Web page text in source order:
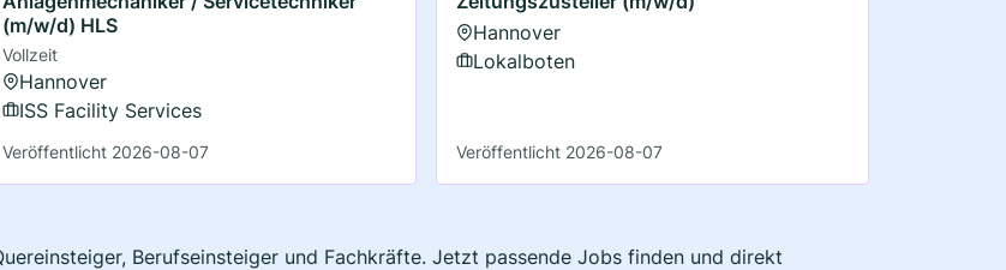
(m/w/d) HLS
Vollzeit
Hannover
ISS Facility Services
Veröffentlicht 2026-08-07
Hannover
Lokalboten
Veröffentlicht 2026-08-07
Berufseinsteiger und Fachkräfte. Jetzt passende Jobs finden und direkt